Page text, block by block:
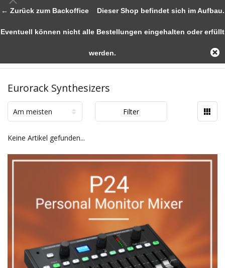
Eurorack Synthesizers
Am meisten Filter
Keine Artikel gefunden...
← Zurück zum BackofficeDieser Shop befindet sich im Aufbau.
Eventuell können nicht alle Bestellungen eingehalten oder erfüllt
werden.